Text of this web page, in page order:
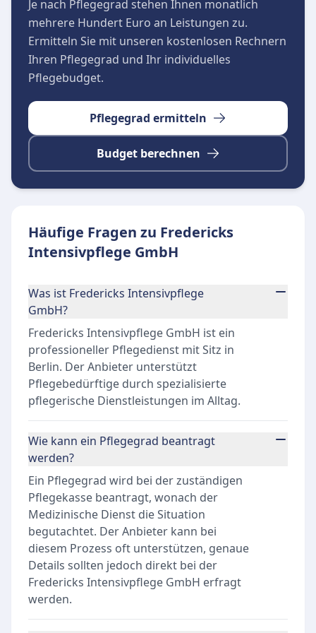
Je nach Pflegegrad stehen Ihnen monatlich
mehrere Hundert Euro an Leistungen zu.
Ermitteln Sie mit unseren kostenlosen Rechnern
Ihren Pflegegrad und Ihr individuelles
Pflegebudget.
Pflegegrad ermitteln
Budget berechnen
Häufige Fragen zu Fredericks
Intensivpflege GmbH
Was ist Fredericks Intensivpflege
GmbH?
Fredericks Intensivpflege GmbH ist ein
professioneller Pflegedienst mit Sitz in
Berlin. Der Anbieter unterstützt
Pflegebedürftige durch spezialisierte
pflegerische Dienstleistungen im Alltag.
Wie kann ein Pflegegrad beantragt
werden?
Ein Pflegegrad wird bei der zuständigen
Pflegekasse beantragt, wonach der
Medizinische Dienst die Situation
begutachtet. Der Anbieter kann bei
diesem Prozess oft unterstützen, genaue
Details sollten jedoch direkt bei der
Fredericks Intensivpflege GmbH erfragt
werden.